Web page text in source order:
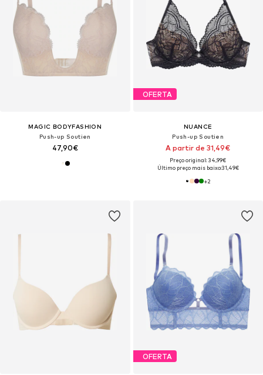
MAGIC BODYFASHION
Push-up Soutien
47,90€
OFERTA
NUANCE
Push-up Soutien
A partir de 31,49€
Preço original: 34,99€
Último preço mais baixo:31,49€
+2
OFERTA